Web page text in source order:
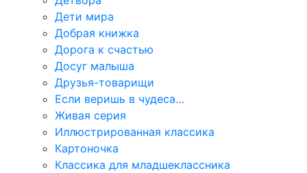
Дети мира
Добрая книжка
Дорога к счастью
Досуг малыша
Друзья-товарищи
Если веришь в чудеса…
Живая серия
Иллюстрированная классика
Картоночка
Классика для младшеклассника